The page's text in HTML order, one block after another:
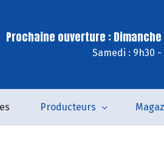
Prochaine ouverture :
Samedi : 9h30 -
Producteurs